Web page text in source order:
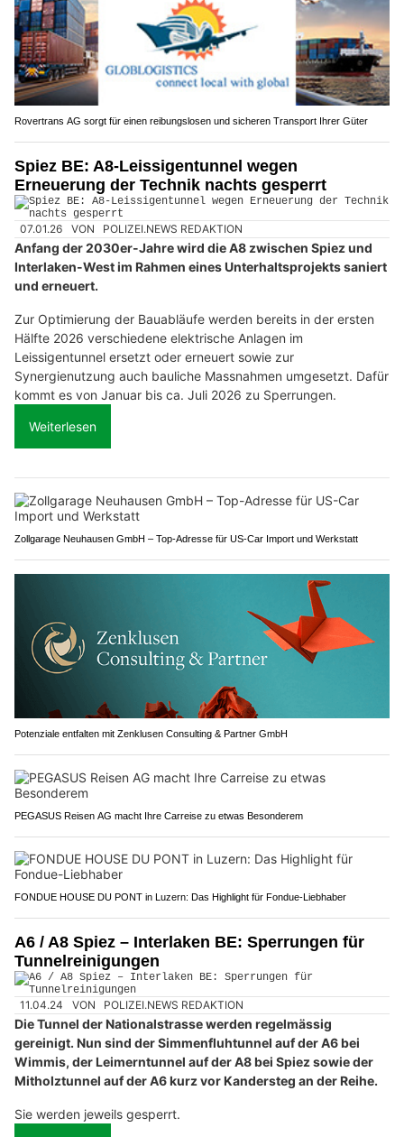
Rovertrans AG sorgt für einen reibungslosen und sicheren Transport Ihrer Güter
Spiez BE: A8-Leissigentunnel wegen
Erneuerung der Technik nachts gesperrt
07.01.26 VON POLIZEI.NEWS REDAKTION
Anfang der 2030er-Jahre wird die A8 zwischen Spiez und
Interlaken-West im Rahmen eines Unterhaltsprojekts saniert
und erneuert.
Zur Optimierung der Bauabläufe werden bereits in der ersten
Hälfte 2026 verschiedene elektrische Anlagen im
Leissigentunnel ersetzt oder erneuert sowie zur
Synergienutzung auch bauliche Massnahmen umgesetzt. Dafür
kommt es von Januar bis ca. Juli 2026 zu Sperrungen.
Weiterlesen
Zollgarage Neuhausen GmbH – Top-Adresse für US-Car Import und Werkstatt
Potenziale entfalten mit Zenklusen Consulting & Partner GmbH
PEGASUS Reisen AG macht Ihre Carreise zu etwas Besonderem
FONDUE HOUSE DU PONT in Luzern: Das Highlight für Fondue-Liebhaber
A6 / A8 Spiez – Interlaken BE: Sperrungen für
Tunnelreinigungen
11.04.24 VON POLIZEI.NEWS REDAKTION
Die Tunnel der Nationalstrasse werden regelmässig
gereinigt. Nun sind der Simmenfluhtunnel auf der A6 bei
Wimmis, der Leimerntunnel auf der A8 bei Spiez sowie der
Mitholztunnel auf der A6 kurz vor Kandersteg an der Reihe.
Sie werden jeweils gesperrt.